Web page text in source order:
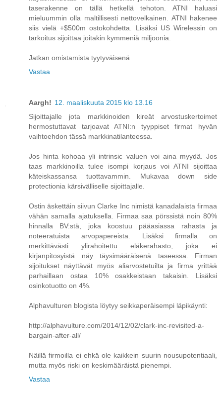
taserakenne on tällä hetkellä tehoton. ATNI haluasi
mieluummin olla maltillisesti nettovelkainen. ATNI hakenee
siis vielä +$500m ostokohdetta. Lisäksi US Wirelessin on
tarkoitus sijoittaa joitakin kymmeniä miljoonia.
Jatkan omistamista tyytyväisenä
Vastaa
Aargh! 12. maaliskuuta 2015 klo 13.16
Sijoittajalle jota markkinoiden kireät arvostuskertoimet
hermostuttavat tarjoavat ATNI:n tyyppiset firmat hyvän
vaihtoehdon tässä markkinatilanteessa.
Jos hinta kohoaa yli intrinsic valuen voi aina myydä. Jos
taas markkinoilla tulee isompi korjaus voi ATNI sijoittaa
käteiskassansa tuottavammin. Mukavaa down side
protectionia kärsivälliselle sijoittajalle.
Ostin äskettäin siivun Clarke Inc nimistä kanadalaista firmaa
vähän samalla ajatuksella. Firmaa saa pörssistä noin 80%
hinnalla BV:stä, joka koostuu pääasiassa rahasta ja
noteeratuista arvopapereista. Lisäksi firmalla on
merkittävästi ylirahoitettu eläkerahasto, joka ei
kirjanpitosyistä näy täysimääräisenä taseessa. Firman
sijoitukset näyttävät myös aliarvostetuilta ja firma yrittää
parhaillaan ostaa 10% osakkeistaan takaisin. Lisäksi
osinkotuotto on 4%.
Alphavulturen blogista löytyy seikkaperäisempi läpikäynti:
http://alphavulture.com/2014/12/02/clark-inc-revisited-a-
bargain-after-all/
Näillä firmoilla ei ehkä ole kaikkein suurin nousupotentiaali,
mutta myös riski on keskimääräistä pienempi.
Vastaa